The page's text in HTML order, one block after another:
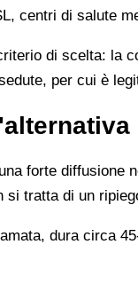
centri di salute
di scelta: la
per cui è
forte
tratta di un
dura circa